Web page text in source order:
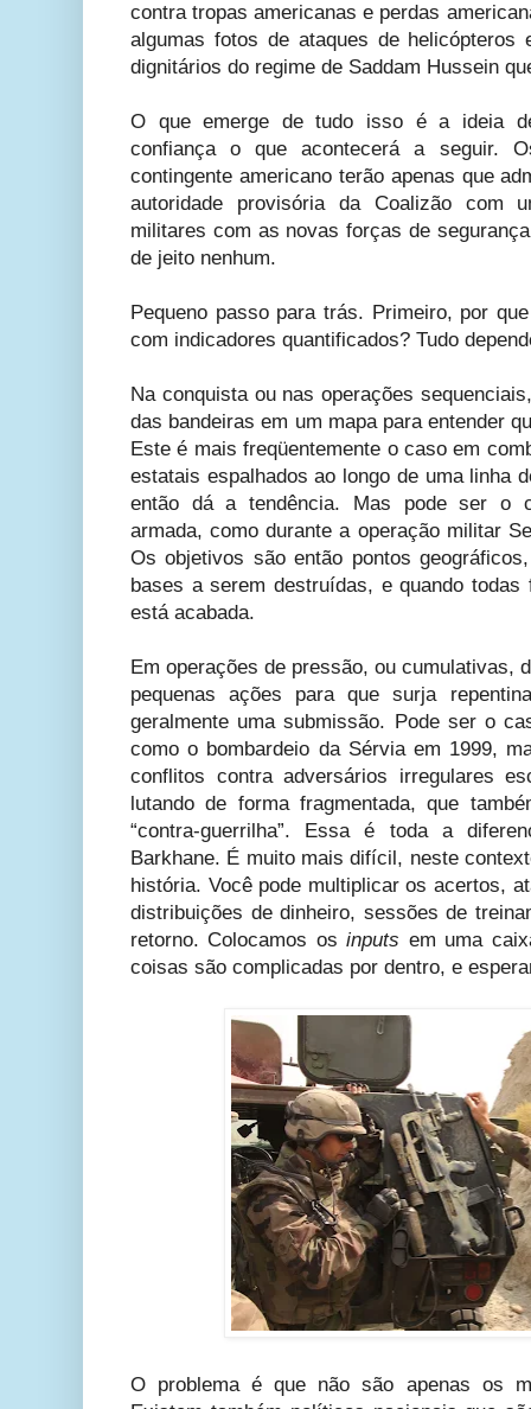
contra tropas americanas e perdas
algumas fotos de ataques de helicópteros
dignitários do regime de Saddam Hussein
O que emerge de tudo isso é a ideia
confiança o que acontecerá a seguir.
contingente americano terão apenas que
autoridade provisória da Coalizão com
militares com as novas forças de
de jeito nenhum.
Pequeno passo para trás. Primeiro, por
com indicadores quantificados? Tudo
Na conquista ou nas operações
das bandeiras em um mapa para entender
Este é mais freqüentemente o caso em
estatais espalhados ao longo de uma linha
então dá a tendência. Mas pode ser o
armada, como durante a operação militar
Os objetivos são então pontos
bases a serem destruídas, e quando todas
está acabada.
Em operações de pressão, ou cumulativas,
pequenas ações para que surja
geralmente uma submissão. Pode ser o
como o bombardeio da Sérvia em 1999,
conflitos contra adversários irregulares
lutando de forma fragmentada, que
“contra-guerrilha”. Essa é toda a
Barkhane. É muito mais difícil, neste
história. Você pode multiplicar os acertos,
distribuições de dinheiro, sessões de
retorno. Colocamos osinputs em uma
coisas são complicadas por dentro, e
O problema é que não são apenas os